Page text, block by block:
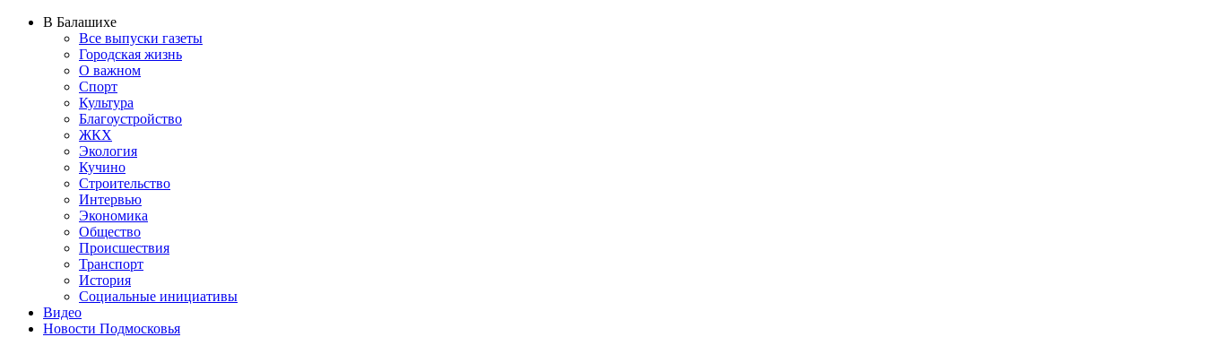
В Балашихе
Все выпуски газеты
Городская жизнь
О важном
Спорт
Культура
Благоустройство
ЖКХ
Экология
Кучино
Строительство
Интервью
Экономика
Общество
Происшествия
Транспорт
История
Социальные инициативы
Видео
Новости Подмосковья